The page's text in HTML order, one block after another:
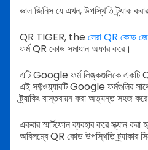
ভাল জিনিস যে এখন, উপস্থিতি ট্র্যাক
QR TIGER, the সেরা QR কোড
ফর্ম QR কোড সমাধান অফার করে।
এটি Google ফর্ম লিঙ্কগুলিকে একটি
এই সফ্টওয়্যারটি Google ফর্মগুলির
ট্র্যাকিং বাস্তবায়ন করা অত্যন্ত সহজ
একবার স্মার্টফোন ব্যবহার করে স্ক্যান
অবিলম্বে QR কোড উপস্থিতি ট্র্যাকার